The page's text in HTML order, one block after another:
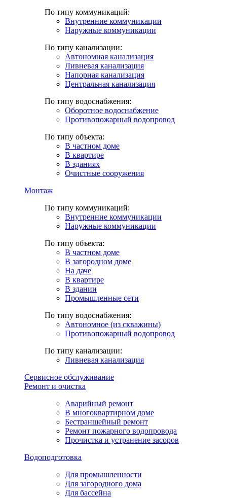
По типу коммуникаций:
Внутренние коммуникации
Наружные коммуникации
По типу канализации:
Автономная канализация
Ливневая канализация
Напорная канализация
Центральная канализация
По типу водоснабжения:
Оборотное водоснабжение
Противопожарный водопровод
По типу объекта:
В частном доме
В квартире
В зданиях
Очистные сооружения
Монтаж
По типу коммуникаций:
Внутренние коммуникации
Наружные коммуникации
По типу объекта:
В частном доме
В загородном доме
На даче
В квартире
В здании
Промышленные сети
По типу водоснабжения:
Автономное (из скважины)
Противопожарный водопровод
По типу канализации:
Ливневая канализация
Сервисное обслуживание
Ремонт и очистка
Аварийный ремонт
В многоквартирном доме
Бестраншейный ремонт
Ремонт пожарного водопровода
Прочистка и устранение засоров
Водоподготовка
Для промышленности
Для загородного дома
Для бассейна